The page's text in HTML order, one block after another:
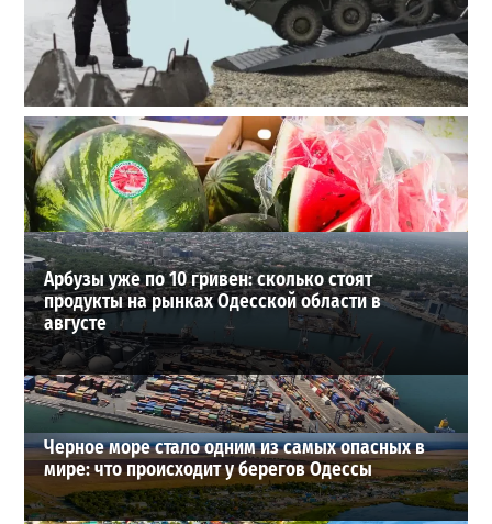
Полковник ВСУ рассказал, выдержит ли Одесса
новое наступление
27-07-2026 в 11:19
ВИБОР РЕДАКЦИИ
Арбузы уже по 10 гривен: сколько стоят
продукты на рынках Одесской области в
августе
Черное море стало одним из самых опасных в
мире: что происходит у берегов Одессы